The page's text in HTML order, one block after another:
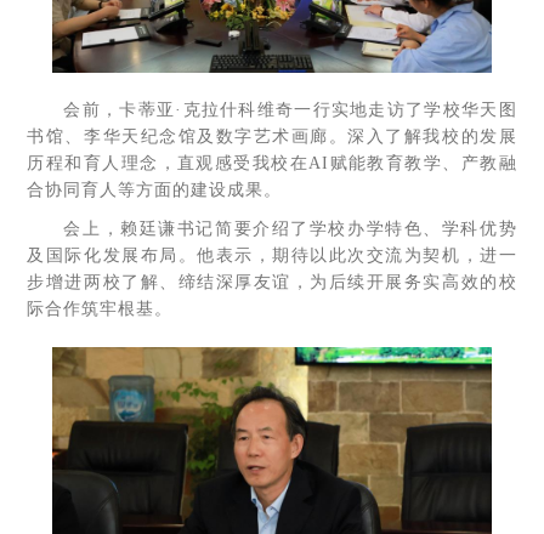
会前，卡蒂亚·克拉什科维奇一行实地走访了学校华天图
书馆、李华天纪念馆及数字艺术画廊。深入了解我校的发展
历程和育人理念，直观感受我校在AI赋能教育教学、产教融
合协同育人等方面的建设成果。
会上，赖廷谦书记简要介绍了学校办学特色、学科优势
及国际化发展布局。他表示，期待以此次交流为契机，进一
步增进两校了解、缔结深厚友谊，为后续开展务实高效的校
际合作筑牢根基。